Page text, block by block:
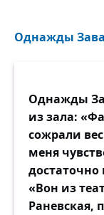
Однажды
Однажды
из зала:
сожрали
меня
«Вон из
Раневская,